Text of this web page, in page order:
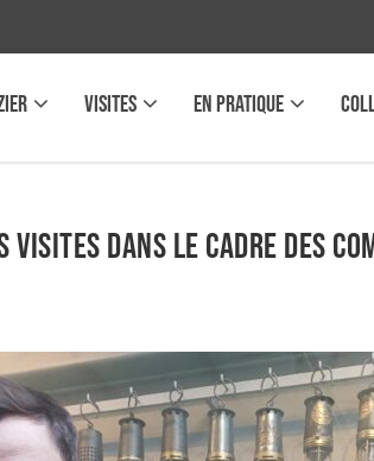
VISITES EN PRATIQUE
DANS LE CADRE DES